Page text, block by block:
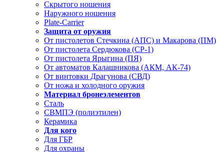
Скрытого ношения
Наружного ношения
Plate-Carrier
Защита от оружия
От пистолетов Стечкина (АПС) и Макарова (ПМ)
От пистолета Сердюкова (СР-1)
От пистолета Ярыгина (ПЯ)
От автоматов Калашникова (АКМ, АК-74)
От винтовки Драгунова (СВД)
От ножа и холодного оружия
Материал бронеэлементов
Сталь
СВМПЭ (полиэтилен)
Керамика
Для кого
Для ГБР
Для охраны